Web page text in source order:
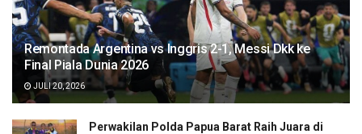
Remontada Argentina vs Inggris 2-1, Messi Dkk ke
Final Piala Dunia 2026
JULI 20, 2026
Perwakilan Polda Papua Barat Raih Juara di